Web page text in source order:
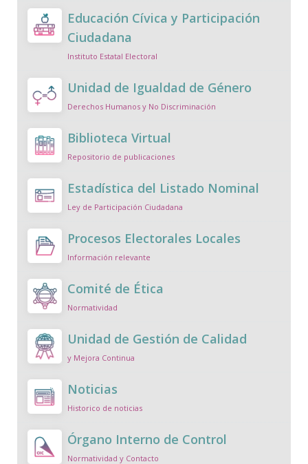
Educación Cívica y Participación
Ciudadana
Instituto Estatal Electoral
Unidad de Igualdad de Género
Derechos Humanos y No Discriminación
Biblioteca Virtual
Repositorio de publicaciones
Estadística del Listado Nominal
Ley de Participación Ciudadana
Procesos Electorales Locales
Información relevante
Comité de Ética
Normatividad
Unidad de Gestión de Calidad
y Mejora Continua
Noticias
Historico de noticias
Órgano Interno de Control
Normatividad y Contacto